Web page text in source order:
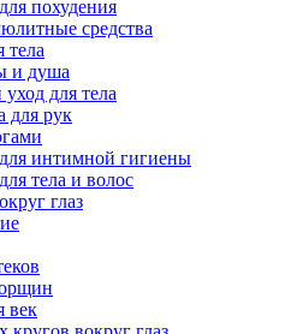
похудения
средства
тела
и душа
для тела
для рук
интимной гигиены
тела и волос
глаз
век